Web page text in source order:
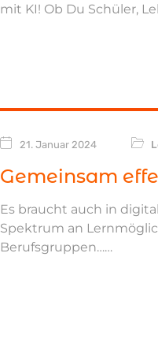
mit KI! Ob Du Schüler,
21. Januar 2024
Gemeinsam
Es braucht auch in
Spektrum an
Berufsgruppen…